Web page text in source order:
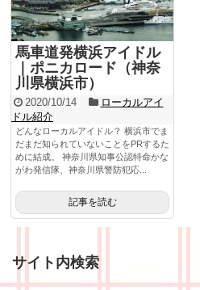
馬車道発横浜アイドル
｜ポニカロード（神奈
川県横浜市）
2020/10/14
ローカルアイ
ドル紹介
どんなローカルアイドル？ 横浜市でま
だまだ知られていないことをPRするた
めに結成。 神奈川県知事公認特命かな
がわ発信隊、神奈川県警防犯応...
記事を読む
サイト内検索